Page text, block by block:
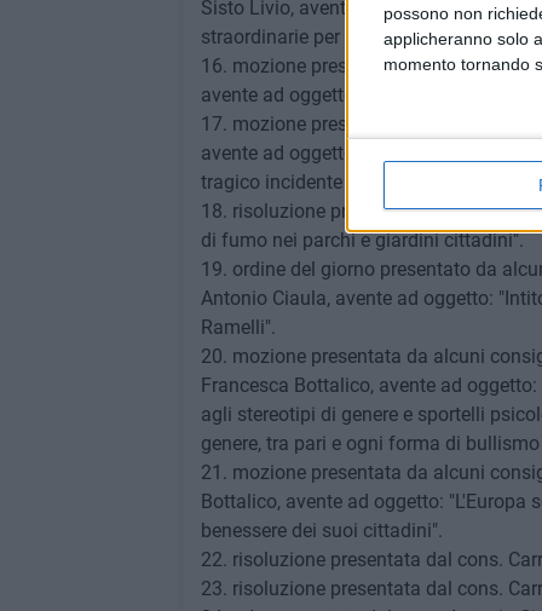
possono non
applicheranno solo
momento tornando
Sisto Livio, avente ad oggetto:
straordinarie per gli animali adottati
16. mozione presentata da alcuni
avente ad oggetto: "Parcheggi pubblici
17. mozione presentata da alcuni
avente ad oggetto: "Realizzazione di
tragico incidente del 26 luglio 1951".
18. risoluzione presentata dal
di fumo nei parchi e giardini cittadini".
19. ordine del giorno presentato da
Antonio Ciaula, avente ad oggetto:
Ramelli".
20. mozione presentata da alcuni
Francesca Bottalico, avente ad
agli stereotipi di genere e sportelli
genere, tra pari e ogni forma di
21. mozione presentata da alcuni
Bottalico, avente ad oggetto: "L'Europa
benessere dei suoi cittadini".
22. risoluzione presentata dal cons.
23. risoluzione presentata dal cons.